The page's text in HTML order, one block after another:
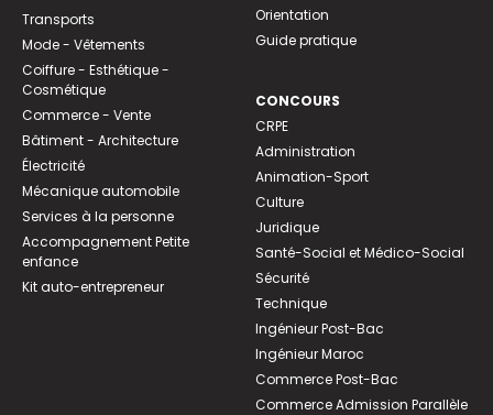
Transports
Mode - Vêtements
Coiffure - Esthétique -
Cosmétique
Commerce - Vente
Bâtiment - Architecture
Électricité
Mécanique automobile
Services à la personne
Accompagnement Petite
enfance
Kit auto-entrepreneur
Orientation
Guide pratique
CONCOURS
CRPE
Administration
Animation-Sport
Culture
Juridique
Santé-Social et Médico-Social
Sécurité
Technique
Ingénieur Post-Bac
Ingénieur Maroc
Commerce Post-Bac
Commerce Admission Parallèle